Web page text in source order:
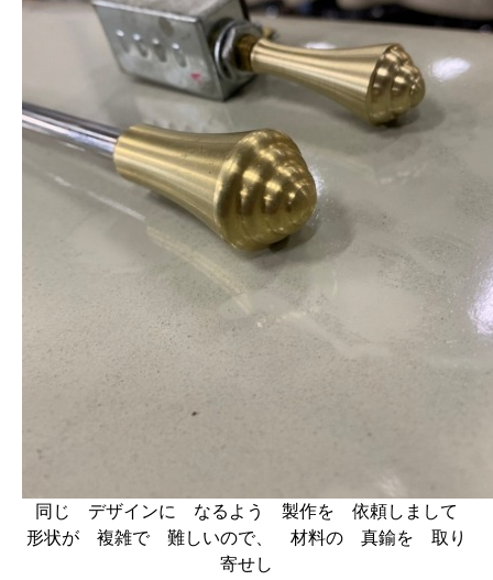
同じ デザインに なるよう 製作を 依頼しまして
形状が 複雑で 難しいので、 材料の 真鍮を 取り
寄せし